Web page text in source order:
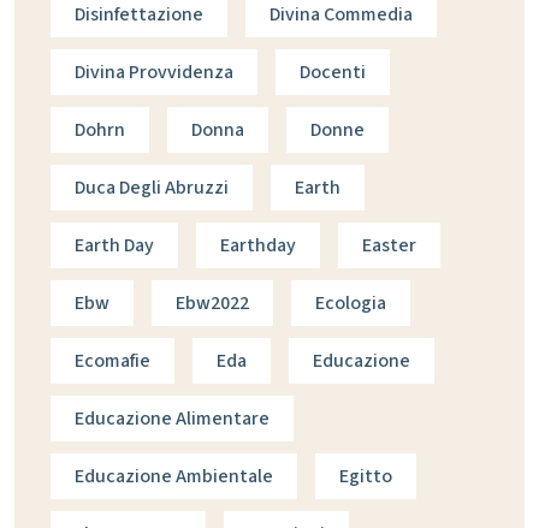
Disinfettazione Divina Commedia
Divina Provvidenza Docenti
Dohrn Donna Donne
Duca Degli Abruzzi Earth
Earth Day Earthday Easter
Ebw Ebw2022 Ecologia
Ecomafie Eda Educazione
Educazione Alimentare
Educazione Ambientale Egitto